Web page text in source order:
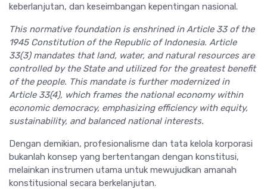
keberlanjutan, dan keseimbangan kepentingan nasional.
This normative foundation is enshrined in Article 33 of the
1945 Constitution of the Republic of Indonesia. Article
33(3) mandates that land, water, and natural resources are
controlled by the State and utilized for the greatest benefit
of the people. This mandate is further modernized in
Article 33(4), which frames the national economy within
economic democracy, emphasizing efficiency with equity,
sustainability, and balanced national interests.
Dengan demikian, profesionalisme dan tata kelola korporasi
bukanlah konsep yang bertentangan dengan konstitusi,
melainkan instrumen utama untuk mewujudkan amanah
konstitusional secara berkelanjutan.